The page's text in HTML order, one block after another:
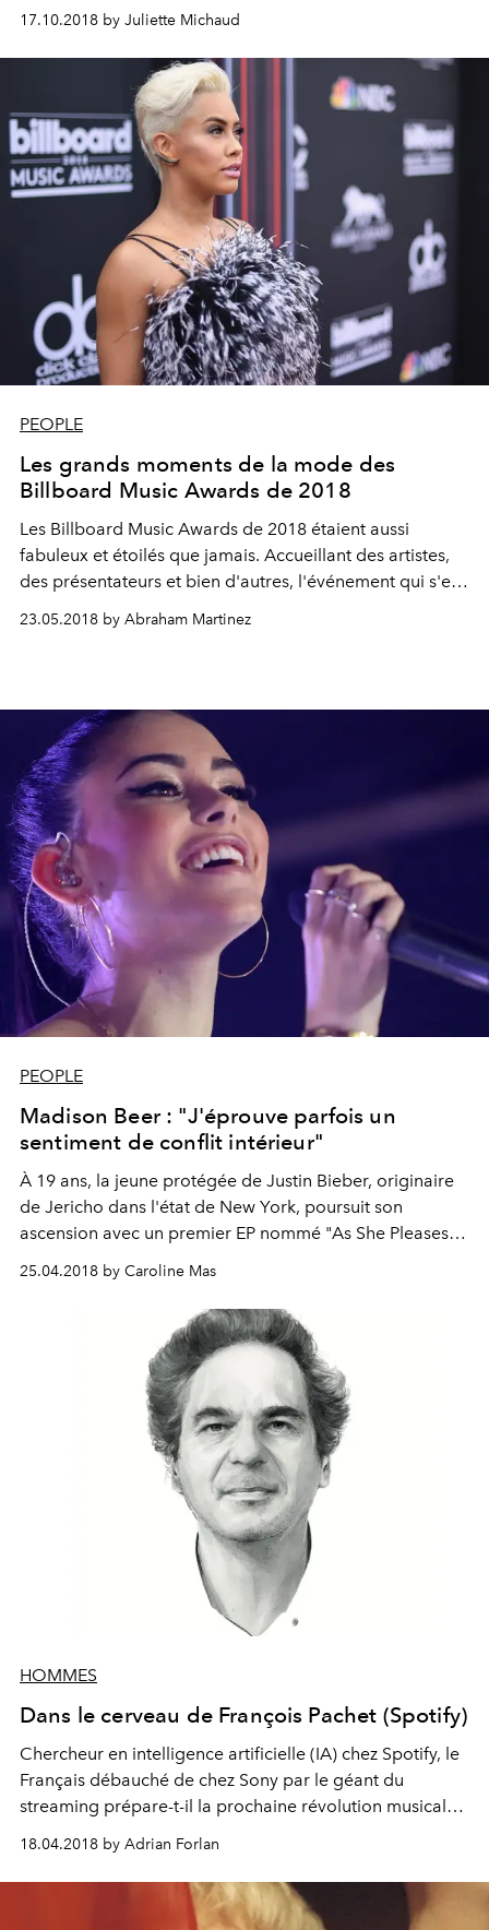
remake d’«Une étoile est née», avec une Lady Gaga
impressionnante.
17.10.2018 by Juliette Michaud
PEOPLE
Les grands moments de la mode des
Billboard Music Awards de 2018
Les Billboard Music Awards de 2018 étaient aussi
fabuleux et étoilés que jamais. Accueillant des artistes,
des présentateurs et bien d'autres, l'événement qui s'est
déroulé au MGM Grand Garden Arena de Las Vegas a
naturellement donné lieu à plusieurs grands moments
23.05.2018 by Abraham Martinez
PEOPLE
Madison Beer : "J'éprouve parfois un
sentiment de conflit intérieur"
À 19 ans, la jeune protégée de Justin Bieber, originaire
de Jericho dans l'état de New York, poursuit son
ascension avec un premier EP nommé "As She Pleases"
et une tournée européenne à succès. De passage à
Paris, elle nous parle de son processus de travail, de ses
influences et sentiments face aux réseaux sociaux.
25.04.2018 by Caroline Mas
HOMMES
Dans le cerveau de François Pachet (Spotify)
Chercheur en intelligence artificielle (IA) chez Spotify, le
Français débauché de chez Sony par le géant du
streaming prépare-t-il la prochaine révolution musicale ?
Un tour dans sa boîte crânienne donne quelques
18.04.2018 by Adrian Forlan